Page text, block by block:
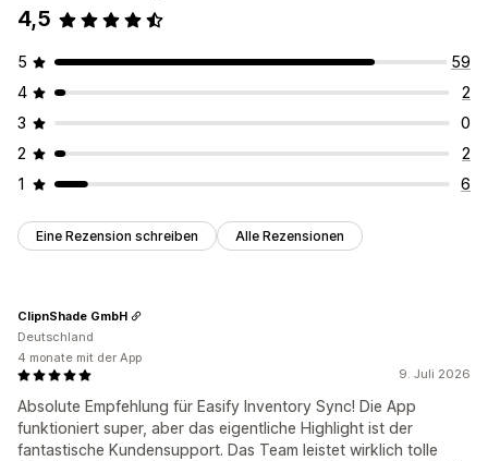
4,5
5
59
4
2
3
0
2
2
1
6
Eine Rezension schreiben Alle Rezensionen
9. Juli 2026
Absolute Empfehlung für Easify Inventory Sync! Die App
funktioniert super, aber das eigentliche Highlight ist der
fantastische Kundensupport. Das Team leistet wirklich tolle
ClipnShade GmbH
Deutschland
4 monate mit der App